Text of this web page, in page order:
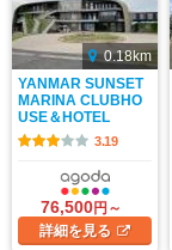
0.18km
YANMAR SUNSET
MARINA CLUBHO
USE＆HOTEL
3.19
76,500円～
詳細を見る